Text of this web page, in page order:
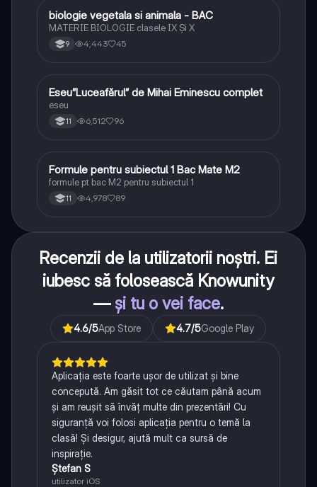
BBiologie
biologie vegetala si animala - BAC
MATERIE BIOLOGIE clasele IX Şi X
9 4,443 45
Limba și literatura română
Eseu”Luceafărul” de Mihai Eminescu complet
eseu
11 6,512 96
Matematică
Formule pentru subiectul 1 Bac Mate M2
formule pt bac M2 pentru subiectul 1
11 4,978 89
Recenzii de la utilizatorii noștri. Ei
iubesc să folosească Knowunity
— și tu o vei face.
4.6/5App Store 4.7/5Google Play
Aplicația este foarte ușor de utilizat și bine
concepută. Am găsit tot ce căutam până acum
și am reușit să învăț multe din prezentări! Cu
siguranță voi folosi aplicația pentru o temă la
clasă! Și desigur, ajută mult ca sursă de
inspirație.
Ștefan S
utilizator iOS